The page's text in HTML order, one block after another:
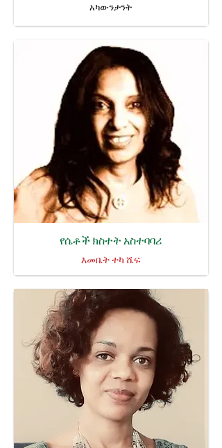
አካውንታንት
የሴቶች ክስተት አስተባባሪ
እመቤት ተካ ሼፍ